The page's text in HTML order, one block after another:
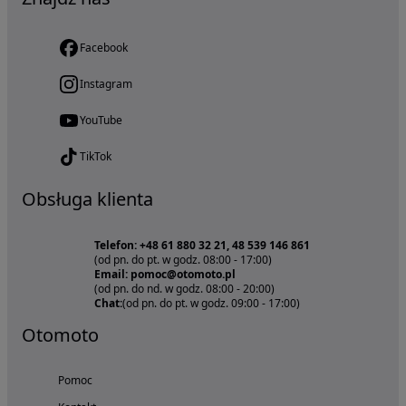
Facebook
Instagram
YouTube
TikTok
Obsługa klienta
Telefon: +48 61 880 32 21, 48 539 146 861
(od pn. do pt. w godz. 08:00 - 17:00)
Email: pomoc@otomoto.pl
(od pn. do nd. w godz. 08:00 - 20:00)
Chat:(od pn. do pt. w godz. 09:00 - 17:00)
Otomoto
Pomoc